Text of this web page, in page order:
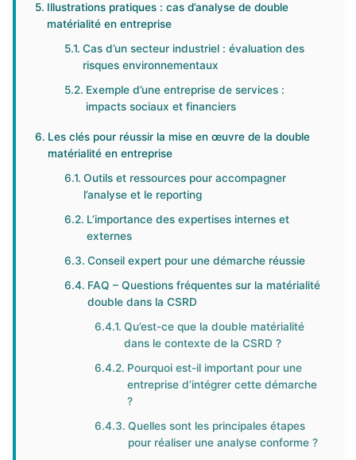
Illustrations pratiques : cas d’analyse de double
matérialité en entreprise
Cas d’un secteur industriel : évaluation des
risques environnementaux
Exemple d’une entreprise de services :
impacts sociaux et financiers
Les clés pour réussir la mise en œuvre de la double
matérialité en entreprise
Outils et ressources pour accompagner
l’analyse et le reporting
L’importance des expertises internes et
externes
Conseil expert pour une démarche réussie
FAQ – Questions fréquentes sur la matérialité
double dans la CSRD
Qu’est-ce que la double matérialité
dans le contexte de la CSRD ?
Pourquoi est-il important pour une
entreprise d’intégrer cette démarche
?
Quelles sont les principales étapes
pour réaliser une analyse conforme ?